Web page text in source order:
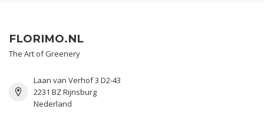
FLORIMO.NL
The Art of Greenery
Laan van Verhof 3 D2-43
2231 BZ Rijnsburg
Nederland